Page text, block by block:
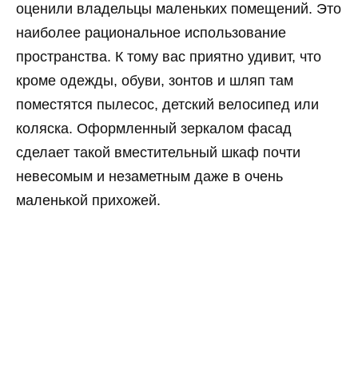
оценили владельцы маленьких помещений. Это
наиболее рациональное использование
пространства. К тому вас приятно удивит, что
кроме одежды, обуви, зонтов и шляп там
поместятся пылесос, детский велосипед или
коляска. Оформленный зеркалом фасад
сделает такой вместительный шкаф почти
невесомым и незаметным даже в очень
маленькой прихожей.